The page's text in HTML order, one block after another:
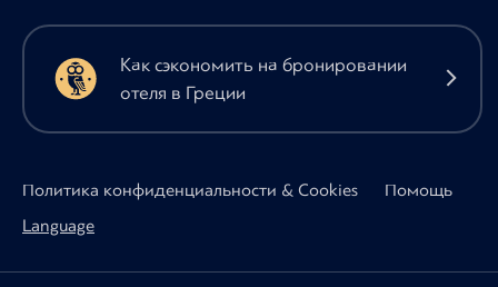
Как сэкономить на бронировании
отеля в Греции
Политика конфиденциальности & Cookies
Помощь
Language